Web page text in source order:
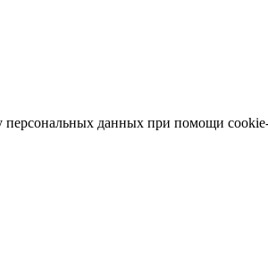
персональных данных при помощи